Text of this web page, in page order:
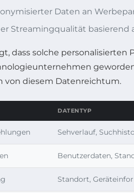
Daten an
Streamingqualität basierend
dass solche
von diesem Datenreichtum.
DATENTYP
Sehverlauf,
Benutzerdaten,
Standort,